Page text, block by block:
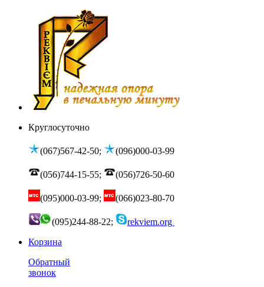
Круглосуточно
(067)567-42-50; (096)000-03-99
(056)744-15-55; (056)726-50-60
(095)000-03-99; (066)023-80-70
(095)244-88-22;
rekviem.org
Корзина
Обратный
звонок